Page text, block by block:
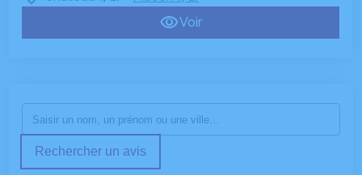
Voir
Rechercher un avis